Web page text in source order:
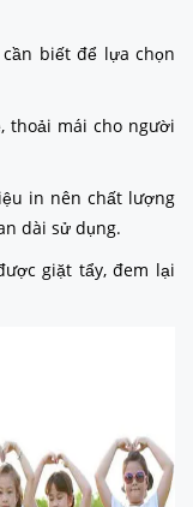
biết để lựa chọn
thoải mái cho người
in nên chất lượng
dài sử dụng.
giặt tẩy, đem lại